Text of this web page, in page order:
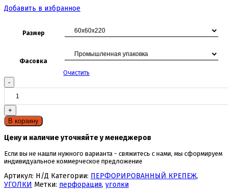
Добавить в избранное
Размер
Фасовка
Очистить
Количество
товара
Уголок
В корзину
Цену и наличие уточняйте у менеджеров
Если вы не нашли нужного варианта - свяжитесь с нами, мы сформируем
индивидуальное коммерческое предложение
Артикул: Н/Д Категории: ПЕРФОРИРОВАННЫЙ КРЕПЕЖ,
УГОЛКИ Метки: перфорация, уголки